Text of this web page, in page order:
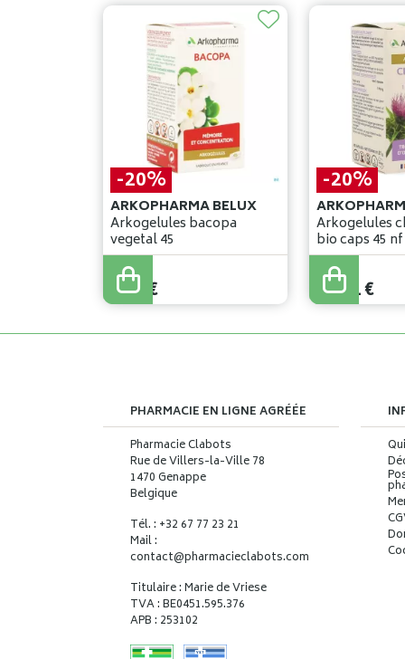
-20%
ARKOPHARMA BELUX
Arkogelules bacopa
vegetal 45
12,49
9,99 €
-20%
Arkogelules
bio caps 45 nf
13,76
11,01€
PHARMACIE EN LIGNE AGRÉÉE
Pharmacie Clabots
Rue de Villers-la-Ville 78
1470 Genappe
Belgique
Tél. : +32 67 77 23 21
Mail :
contact@pharmacieclabots.com
Titulaire : Marie de Vriese
TVA : BE0451.595.376
APB : 253102